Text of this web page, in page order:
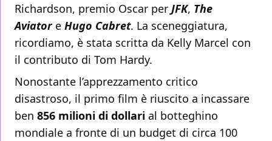
Richardson, premio Oscar per JFK, The
Aviatore Hugo Cabret. La sceneggiatura,
ricordiamo, è stata scritta da Kelly Marcel con
il contributo di Tom Hardy.
Nonostante l’apprezzamento critico
disastroso, il primo film è riuscito a incassare
ben 856 milioni di dollari al botteghino
mondiale a fronte di un budget di circa 100